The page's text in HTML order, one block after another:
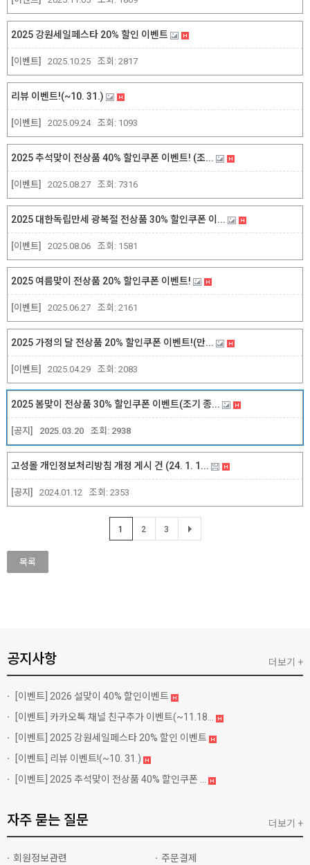
[이벤트]
2025 강원세일페스타 20% 할인 이벤트
2025.10.25 조회: 2817
[이벤트]
리뷰 이벤트!(~10. 31.)
2025.09.24 조회: 1093
[이벤트]
2025 추석맞이 전상품 40% 할인쿠폰 이벤트! (조...
2025.08.27 조회: 7316
[이벤트]
2025 대한독립만세 광복절 전상품 30% 할인쿠폰 이...
2025.08.06 조회: 1581
[이벤트]
2025 여름맞이 전상품 20% 할인쿠폰 이벤트!
2025.06.27 조회: 2161
[이벤트]
2025 가정의 달 전상품 20% 할인쿠폰 이벤트!(만...
2025.04.29 조회: 2083
[공지]
2025 봄맞이 전상품 30% 할인쿠폰 이벤트(조기 종...
2025.03.20 조회: 2938
[공지]
고성몰 개인정보처리방침 개정 게시 건 (24. 1. 1...
2024.01.12 조회: 2353
1 2 3
목록
공지사항
[이벤트] 2026 설맞이 40% 할인이벤트
[이벤트] 카카오톡 채널 친구추가 이벤트(~11.18...
[이벤트] 2025 강원세일페스타 20% 할인 이벤트
[이벤트] 리뷰 이벤트!(~10. 31.)
[이벤트] 2025 추석맞이 전상품 40% 할인쿠폰 ...
더보기 +
자주 묻는 질문
회원정보관련
주문결제
더보기 +